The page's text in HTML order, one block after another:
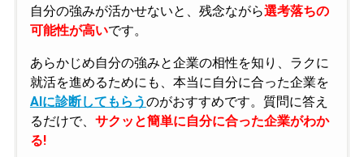
自分の強みが活かせないと、残念ながら選考落ちの
可能性が高いです。
あらかじめ自分の強みと企業の相性を知り、ラクに
就活を進めるためにも、本当に自分に合った企業を
AIに診断してもらうのがおすすめです。質問に答え
るだけで、 サクッと簡単に自分に合った企業がわか
る!